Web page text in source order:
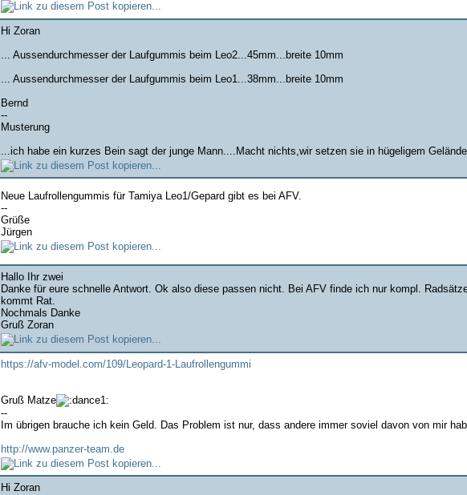
Hi Zoran
... Aussendurchmesser der Laufgummis beim Leo2...45mm...breite 10mm
... Aussendurchmesser der Laufgummis beim Leo1...38mm...breite 10mm
Bernd
--
Musterung
...ich habe ein kurzes Bein sagt der junge Mann....Macht nichts,wir setzen sie in hügeligem
Neue Laufrollengummis für Tamiya Leo1/Gepard gibt es bei AFV.
--
Grüße
Jürgen
Hallo Ihr zwei
Danke für eure schnelle Antwort. Ok also diese passen nicht. Bei AFV finde ich nur kompl.
kommt Rat.
Nochmals Danke
Gruß Zoran
https://afv-model.com/109/Leopard-1-Laufrollengummi
Gruß Matze
--
Im übrigen brauche ich kein Geld. Das Problem ist nur, dass andere immer soviel davon von mir
http://www.panzer-team.de
Hi Zoran